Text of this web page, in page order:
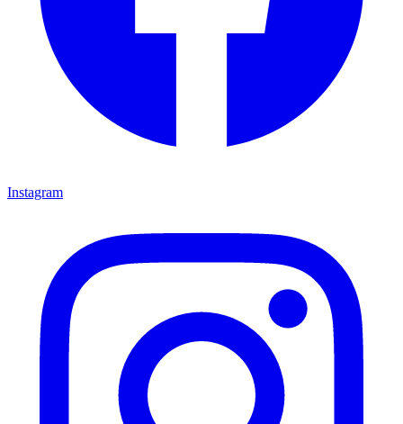
Instagram